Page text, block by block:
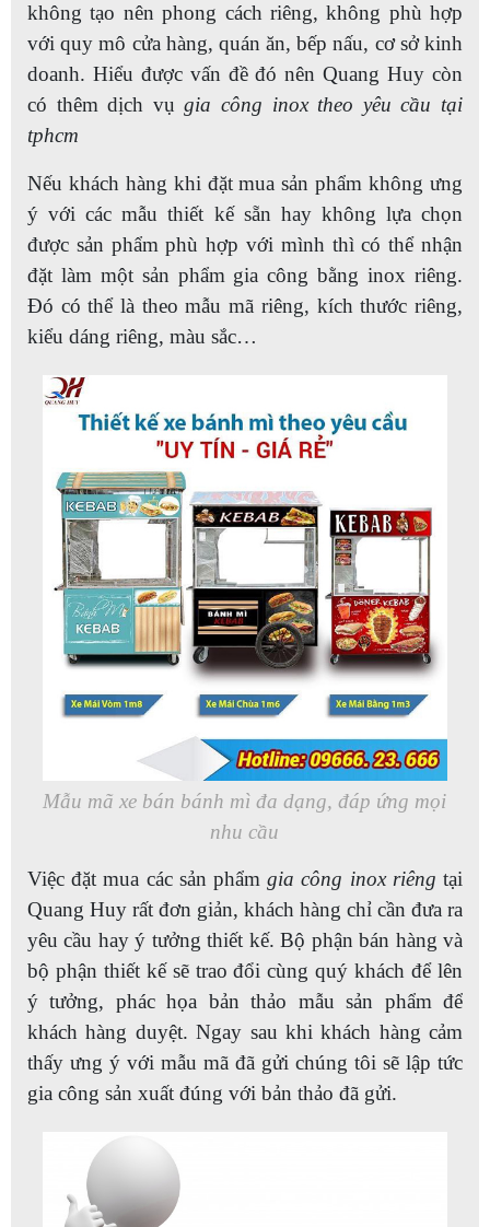
không tạo nên phong cách riêng, không phù hợp
với quy mô cửa hàng, quán ăn, bếp nấu, cơ sở kinh
doanh. Hiểu được vấn đề đó nên Quang Huy còn
có thêm dịch vụgia công inox theo yêu cầu tại
tphcm
Nếu khách hàng khi đặt mua sản phẩm không ưng
ý với các mẫu thiết kế sẵn hay không lựa chọn
được sản phẩm phù hợp với mình thì có thể nhận
đặt làm một sản phẩm gia công bằng inox riêng.
Đó có thể là theo mẫu mã riêng, kích thước riêng,
kiểu dáng riêng, màu sắc…
Mẫu mã xe bán bánh mì đa dạng, đáp ứng mọi
nhu cầu
Việc đặt mua các sản phẩmgia công inox riêng tại
Quang Huy rất đơn giản, khách hàng chỉ cần đưa ra
yêu cầu hay ý tưởng thiết kế. Bộ phận bán hàng và
bộ phận thiết kế sẽ trao đổi cùng quý khách để lên
ý tưởng, phác họa bản thảo mẫu sản phẩm để
khách hàng duyệt. Ngay sau khi khách hàng cảm
thấy ưng ý với mẫu mã đã gửi chúng tôi sẽ lập tức
gia công sản xuất đúng với bản thảo đã gửi.